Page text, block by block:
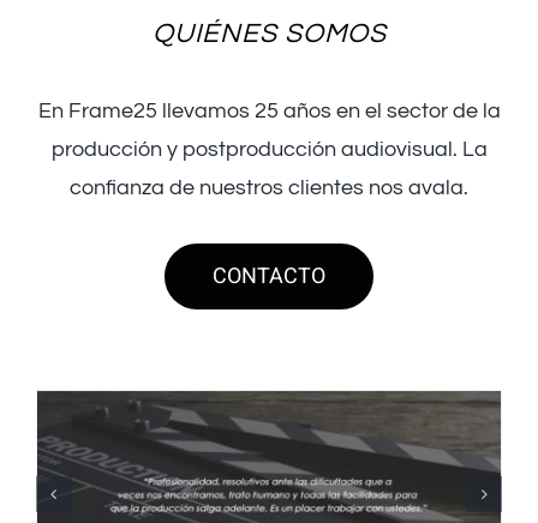
QUIÉNES SOMOS
En Frame25 llevamos 25 años en el sector de la
producción y postproducción audiovisual. La
confianza de nuestros clientes nos avala.
CONTACTO